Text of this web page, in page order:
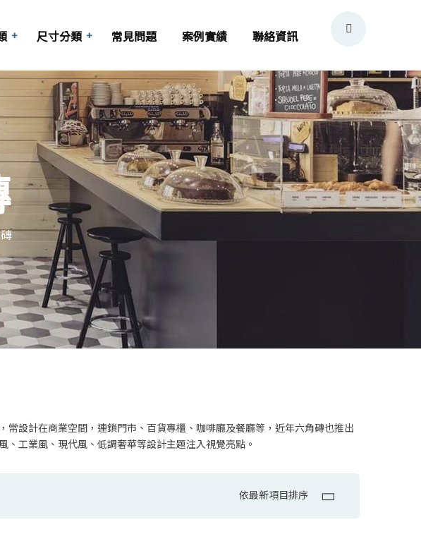
尺寸分類 常見問題 案例實績 聯絡資訊
設計在商業空間，連鎖門市、百貨專櫃、咖啡廳及餐廳等，近年六角磚也推出
工業風、現代風、低調奢華等設計主題注入視覺亮點。